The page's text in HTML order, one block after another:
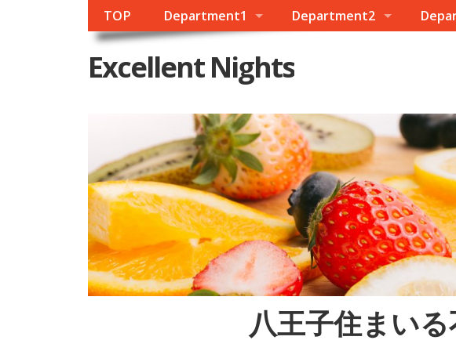
TOP Department1 Department2
Excellent Nights
八王子住まい